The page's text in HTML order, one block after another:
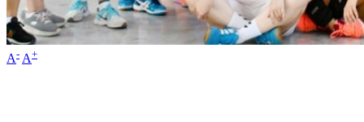
A- A+